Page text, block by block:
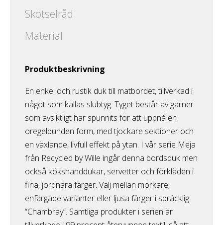
Skötselråd
Material
Produktbeskrivning
En enkel och rustik duk till matbordet, tillverkad i
något som kallas slubtyg. Tyget består av garner
som avsiktligt har spunnits för att uppnå en
oregelbunden form, med tjockare sektioner och
en växlande, livfull effekt på ytan. I vår serie Meja
från Recycled by Wille ingår denna bordsduk men
också kökshanddukar, servetter och förkläden i
fina, jordnära färger. Välj mellan mörkare,
enfärgade varianter eller ljusa färger i spräcklig
“Chambray”. Samtliga produkter i serien är